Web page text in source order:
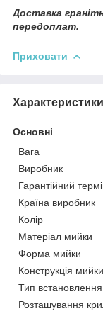
Доставка
передоплат.
Приховати
Характеристики
Основні
Вага
Виробник
Гарантійний
Країна виробник
Колір
Матеріал мийки
Форма мийки
Конструкція мийки
Тип
Розташування